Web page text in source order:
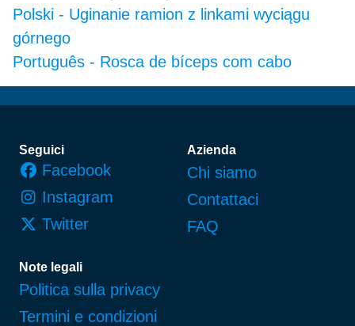
Polski - Uginanie ramion z linkami wyciągu
górnego
Português - Rosca de bíceps com cabo
Piè di pagina
Seguici
Facebook
Instagram
Twitter
Azienda
Chi siamo
Contattaci
FAQ
Note legali
Politica sulla privacy
Termini e condizioni